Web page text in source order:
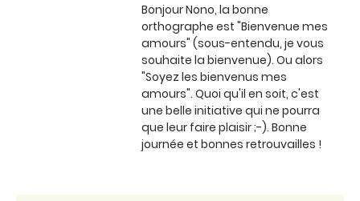
Bonjour Nono, la bonne
orthographe est "Bienvenue mes
amours" (sous-entendu, je vous
souhaite la bienvenue). Ou alors
"Soyez les bienvenus mes
amours". Quoi qu'il en soit, c'est
une belle initiative qui ne pourra
que leur faire plaisir ;-). Bonne
journée et bonnes retrouvailles !